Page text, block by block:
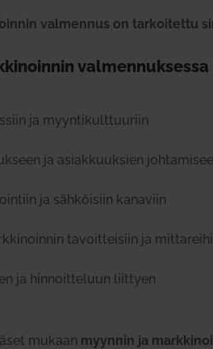
val­mennus on tar­koi­tettu
ja myyn­ti­kult­tuuriin
ja asiak­kuuksien
ja säh­köisiin kanaviin
tavoit­teisiin ja
ja hin­noit­teluun liittyen
mukaan myynnin ja